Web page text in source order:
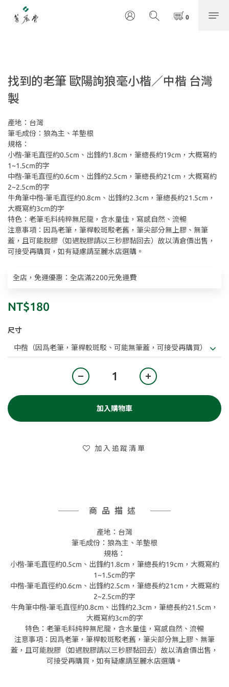
找到的老筆 歐陽詢狼毫小楷／中楷 台灣
製
產地：台灣
筆毛成份：狼為主、羊墊根
規格：
小楷-筆毛直徑約0.5cm、出鋒約1.8cm，筆總長約19cm，大概寫約
1~1.5cm的字
中楷-筆毛直徑約0.6cm、出鋒約2.5cm，筆總長約21cm，大概寫約
2~2.5cm的字
牛角筆中楷-筆毛直徑約0.8cm、出鋒約2.3cm，筆總長約21.5cm，
大概寫約3cm的字
特色：老筆毛料純粹無尼龍，含水量佳，寫感自然、流暢
注意事項：因爲老筆，筆桿較斑駁老舊，筆尖部分無上膠、無筆
蓋，且可能脫膠（如遇脫膠請以三秒膠黏回去）故以清倉價出售，
可接受再購買，如有疑慮請至麗水店選購。
全店，免運優惠：全店滿2200元免運費
NT$180
尺寸
加入購物車
加入追蹤清單
商品描述
產地：台灣
筆毛成份：狼為主、羊墊根
規格：
小楷-筆毛直徑約0.5cm、出鋒約1.8cm，筆總長約19cm，大概寫約
1~1.5cm的字
中楷-筆毛直徑約0.6cm、出鋒約2.5cm，筆總長約21cm，大概寫約
2~2.5cm的字
牛角筆中楷-筆毛直徑約0.8cm、出鋒約2.3cm，筆總長約21.5cm，
大概寫約3cm的字
特色：老筆毛料純粹無尼龍，含水量佳，寫感自然、流暢
注意事項：因爲老筆，筆桿較斑駁老舊，筆尖部分無上膠、無筆
蓋，且可能脫膠（如遇脫膠請以三秒膠黏回去）故以清倉價出售，
可接受再購買，如有疑慮請至麗水店選購。